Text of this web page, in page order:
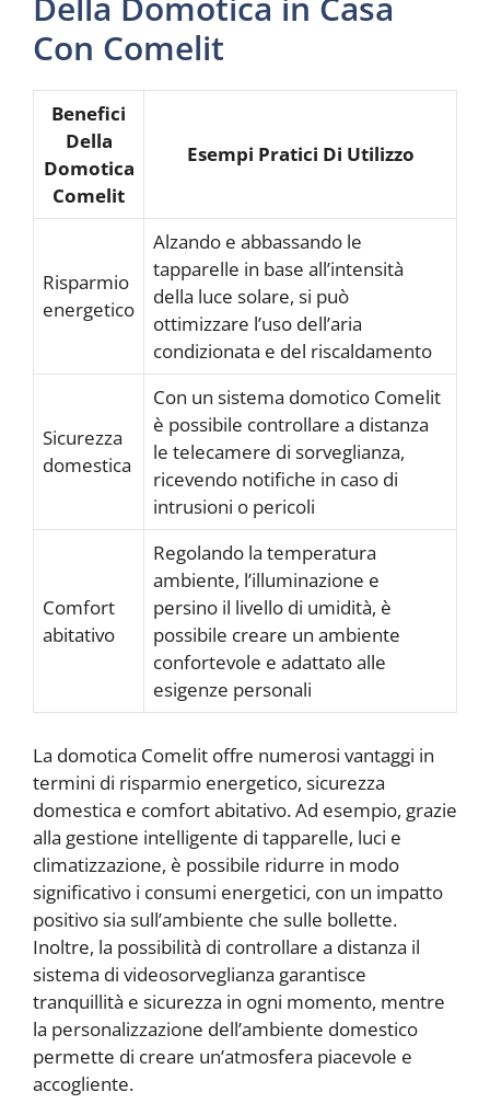
Con Comelit
Benefici
Della
Domotica
Comelit
Esempi Pratici Di Utilizzo
Risparmio
energetico
Alzando e abbassando le
tapparelle in base all’intensità
della luce solare, si può
ottimizzare l’uso dell’aria
condizionata e del riscaldamento
Sicurezza
domestica
Con un sistema domotico Comelit
è possibile controllare a distanza
le telecamere di sorveglianza,
ricevendo notifiche in caso di
intrusioni o pericoli
Comfort
abitativo
Regolando la temperatura
ambiente, l’illuminazione e
persino il livello di umidità, è
possibile creare un ambiente
confortevole e adattato alle
esigenze personali
La domotica Comelit offre numerosi vantaggi in
termini di risparmio energetico, sicurezza
domestica e comfort abitativo. Ad esempio, grazie
alla gestione intelligente di tapparelle, luci e
climatizzazione, è possibile ridurre in modo
significativo i consumi energetici, con un impatto
positivo sia sull’ambiente che sulle bollette.
Inoltre, la possibilità di controllare a distanza il
sistema di videosorveglianza garantisce
tranquillità e sicurezza in ogni momento, mentre
la personalizzazione dell’ambiente domestico
permette di creare un’atmosfera piacevole e
accogliente.